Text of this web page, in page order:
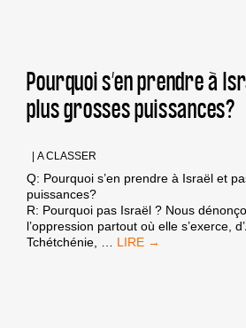
DE
L’APARTHEID
N’EST-
IL
Pourquoi s’en prendre à
plus grosses puissances?
|A CLASSER
Q: Pourquoi s’en prendre à Israël et
puissances?
R: Pourquoi pas Israël ? Nous
l’oppression partout où elle s’exerce,
Tchétchénie,
POURQUOI